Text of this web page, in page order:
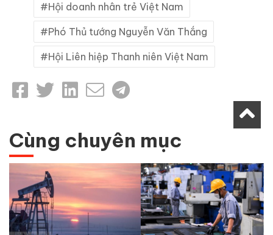
Hội doanh nhân trẻ Việt Nam
Phó Thủ tướng Nguyễn Văn Thắng
Hội Liên hiệp Thanh niên Việt Nam
Cùng chuyên mục